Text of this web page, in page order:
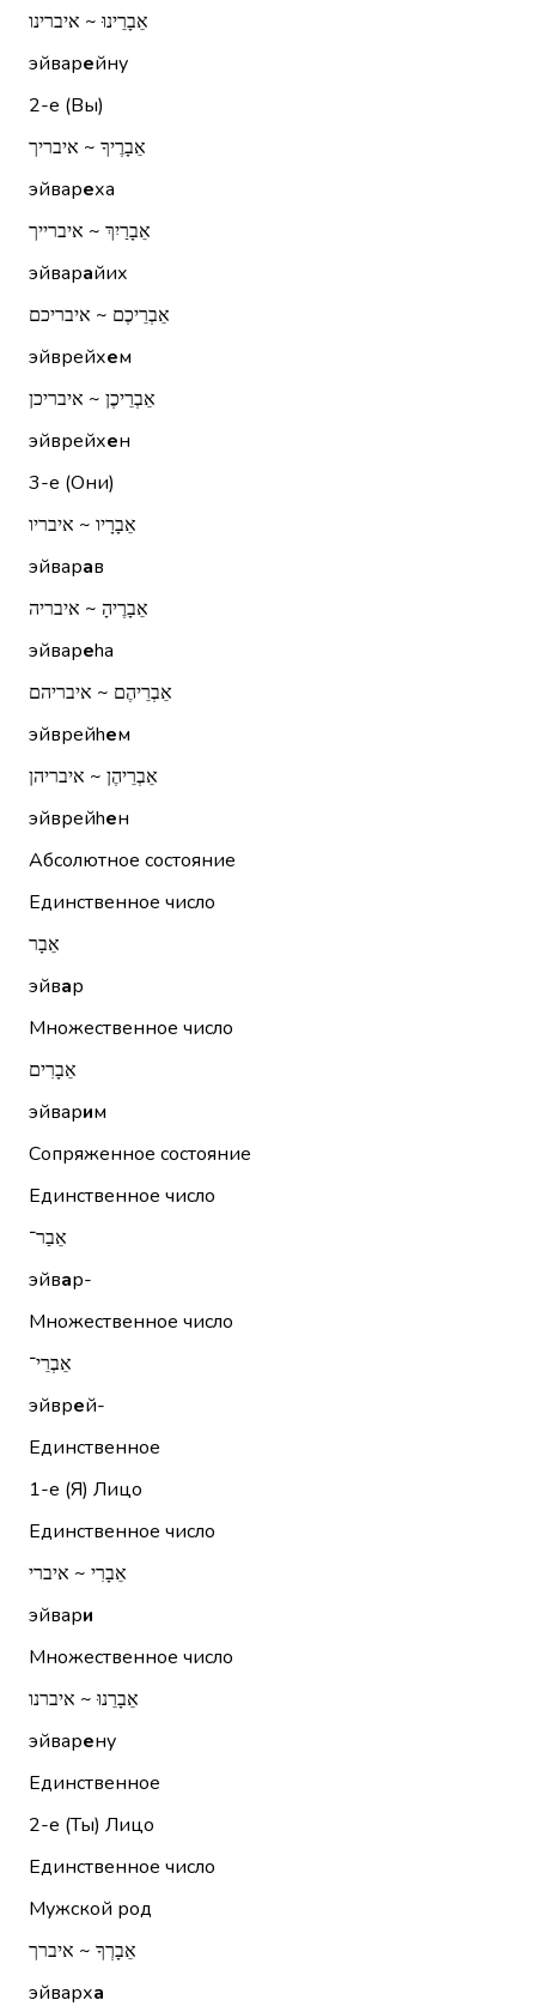
אֵבָרֵינוּ ~ איברינו
эйварейну
2-е (Вы)
אֵבָרֶיךָ ~ איבריך
эйвареха
אֵבָרַיִךְ ~ איברייך
эйварайих
אֵבְרֵיכֶם ~ איבריכם
эйврейхем
אֵבְרֵיכֶן ~ איבריכן
эйврейхен
3-е (Они)
אֵבָרָיו ~ איבריו
эйварав
אֵבָרֶיהָ ~ איבריה
эйвареhа
אֵבְרֵיהֶם ~ איבריהם
эйврейhем
אֵבְרֵיהֶן ~ איבריהן
эйврейhен
Абсолютное состояние
Единственное число
אֵבָר
эйвар
Множественное число
אֵבָרִים
эйварим
Сопряженное состояние
Единственное число
אֵבַר־
эйвар-
Множественное число
אֵבְרֵי־
эйврей-
Единственное
1-е (Я) Лицо
Единственное число
אֵבָרִי ~ איברי
эйвари
Множественное число
אֵבָרֵנוּ ~ איברנו
эйварену
Единственное
2-е (Ты) Лицо
Единственное число
Мужской род
אֵבָרְךָ ~ איברך
эйварха